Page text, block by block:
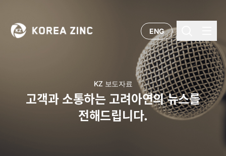
ENG
KZ 보도자료
고객과 소통하는 고려아연의 뉴스를
전해드립니다.